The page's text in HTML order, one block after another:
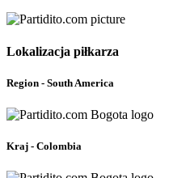
Lokalizacja piłkarza
Region - South America
Kraj - Colombia